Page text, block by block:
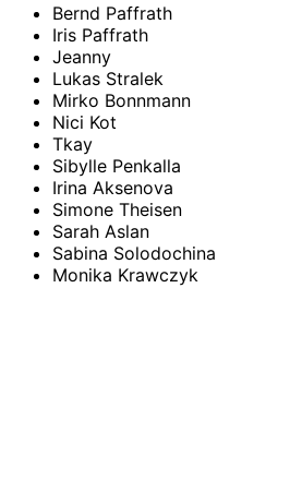
Bernd Paffrath
Iris Paffrath
Jeanny
Lukas Stralek
Mirko Bonnmann
Nici Kot
Tkay
Sibylle Penkalla
Irina Aksenova
Simone Theisen
Sarah Aslan
Sabina Solodochina
Monika Krawczyk